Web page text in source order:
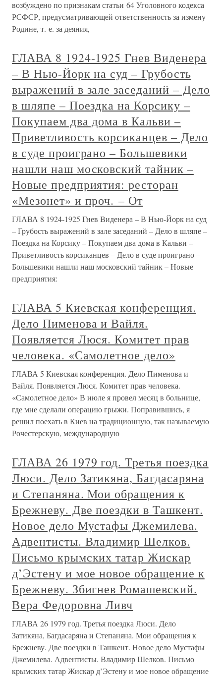
возбуждено по признакам статьи 64 Уголовного кодекса
РСФСР, предусматривающей ответственность за измену
Родине, т. е. за деяния,
ГЛАВА 8 1924-1925 Гнев Виденера
– В Нью-Йорк на суд – Грубость
выражений в зале заседаний – Дело
в шляпе – Поездка на Корсику –
Покупаем два дома в Кальви –
Приветливость корсиканцев – Дело
в суде проиграно – Большевики
нашли наш московский тайник –
Новые предприятия: ресторан
«Мезонет» и проч. – От
ГЛАВА 8 1924-1925 Гнев Виденера – В Нью-Йорк на суд
– Грубость выражений в зале заседаний – Дело в шляпе –
Поездка на Корсику – Покупаем два дома в Кальви –
Приветливость корсиканцев – Дело в суде проиграно –
Большевики нашли наш московский тайник – Новые
предприятия:
ГЛАВА 5 Киевская конференция.
Дело Пименова и Вайля.
Появляется Люся. Комитет прав
человека. «Самолетное дело»
ГЛАВА 5 Киевская конференция. Дело Пименова и
Вайля. Появляется Люся. Комитет прав человека.
«Самолетное дело» В июле я провел месяц в больнице,
где мне сделали операцию грыжи. Поправившись, я
решил поехать в Киев на традиционную, так называемую
Рочестерскую, международную
ГЛАВА 26 1979 год. Третья поездка
Люси. Дело Затикяна, Багдасаряна
и Степаняна. Мои обращения к
Брежневу. Две поездки в Ташкент.
Новое дело Мустафы Джемилева.
Адвентисты. Владимир Шелков.
Письмо крымских татар Жискар
д’Эстену и мое новое обращение к
Брежневу. Збигнев Ромашевский.
Вера Федоровна Ливч
ГЛАВА 26 1979 год. Третья поездка Люси. Дело
Затикяна, Багдасаряна и Степаняна. Мои обращения к
Брежневу. Две поездки в Ташкент. Новое дело Мустафы
Джемилева. Адвентисты. Владимир Шелков. Письмо
крымских татар Жискар д’Эстену и мое новое обращение